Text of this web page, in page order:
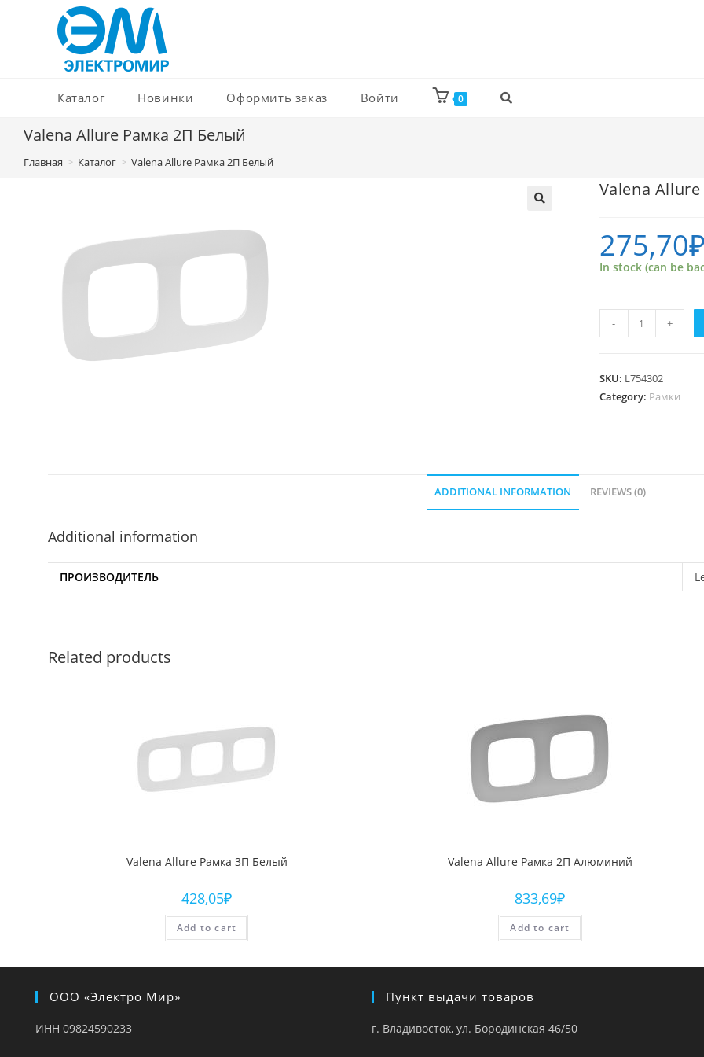
содержимому
Каталог Новинки Оформить заказ Войти 0
Valena Allure Рамка 2П Белый
Главная > Каталог > Valena Allure Рамка 2П Белый
Valena
275,70₽
In stock (can be
Allure
2П
Белый
- +
SKU: L754302
Category: Рамки
ADDITIONAL INFORMATION REVIEWS (0)
Additional information
ПРОИЗВОДИТЕЛЬ
Related products
Valena Allure Рамка 3П Белый
428,05₽
Add to cart
Valena Allure Рамка 2П Алюминий
833,69₽
Add to cart
ООО «Электро Мир»
ИНН 09824590233
Пункт выдачи товаров
г. Владивосток, ул. Бородинская 46/50